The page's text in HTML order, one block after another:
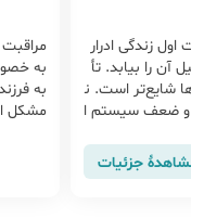
تا 24 ساعت اول زندگی ادرار
آن را بیابد. تأ
شایع‌تر است. ن
و ضعف سیستم ا
دارد تا بتوان
مشکل سپری کن
مشاهدهٔ جزئیات
مراقبت
به
به
مشکل